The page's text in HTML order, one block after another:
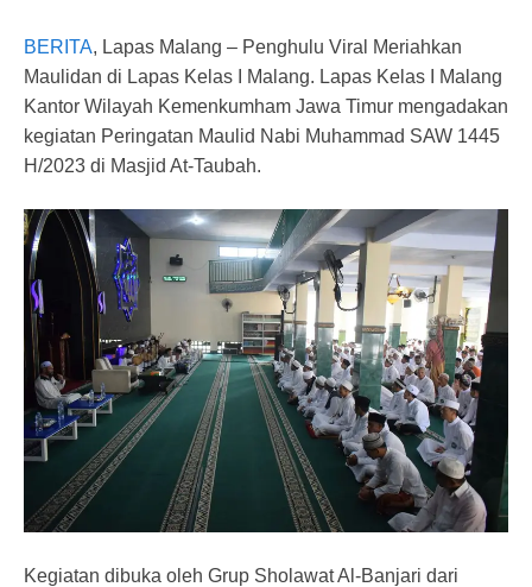
BERITA, Lapas Malang – Penghulu Viral Meriahkan
Maulidan di Lapas Kelas I Malang. Lapas Kelas I Malang
Kantor Wilayah Kemenkumham Jawa Timur mengadakan
kegiatan Peringatan Maulid Nabi Muhammad SAW 1445
H/2023 di Masjid At-Taubah.
Kegiatan dibuka oleh Grup Sholawat Al-Banjari dari